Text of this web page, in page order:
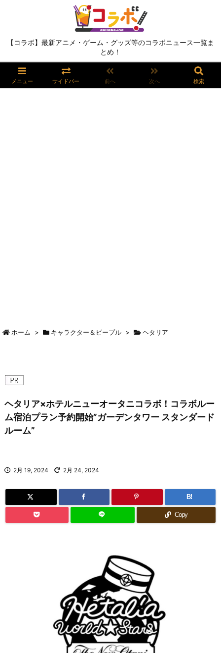
【コラボ】最新アニメ・ゲーム・グッズ等のコラボニュース一覧ま
とめ！
メニュー サイドバー 前へ 次へ 検索
ホーム > キャラクター＆ピープル > ヘタリア
ヘタリア×ホテルニューオータニコラボ！コラボルー
ム宿泊プラン予約開始”ガーデンタワー スタンダード
ルーム”
2月 19, 2024 2月 24, 2024
B!
Copy